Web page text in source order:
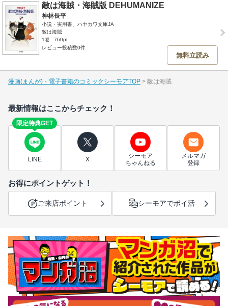
敵は海賊・海賊版 DEHUMANIZE
神林長平
小説・実用書、ハヤカワ文庫JA
敵は海賊
1巻
760pt
レビュー投稿数0件
無料立読み
漫画(まんが)・電子書籍のコミックシーモアTOP 敵は海賊
最新情報はここからチェック！
限定特典GET
LINE X
シーモア
ちゃんねる
メルマガ
登録
お得にポイントゲット！
ご来店ポイント シーモアでポイ活